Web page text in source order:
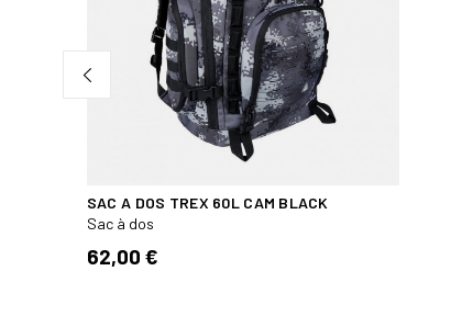
SAC A DOS TREX 60L CAM BLACK
Sac à dos
62,00 €